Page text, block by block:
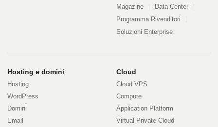
Magazine
Data Center
Programma Rivenditori
Soluzioni Enterprise
Prodotti
e
servizi
Hosting e domini
Hosting
WordPress
Domini
Email
Cloud
Cloud VPS
Compute
Application Platform
Virtual Private Cloud